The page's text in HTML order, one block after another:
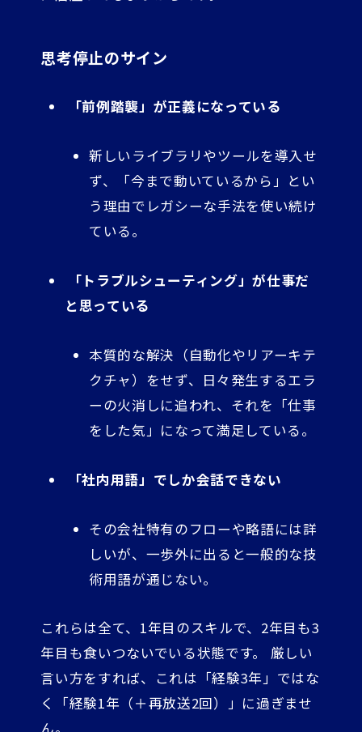
思考停止のサイン
「前例踏襲」が正義になっている
新しいライブラリやツールを導入せ
ず、「今まで動いているから」とい
う理由でレガシーな手法を使い続け
ている。
「トラブルシューティング」が仕事だ
と思っている
本質的な解決（自動化やリアーキテ
クチャ）をせず、日々発生するエラ
ーの火消しに追われ、それを「仕事
をした気」になって満足している。
「社内用語」でしか会話できない
その会社特有のフローや略語には詳
しいが、一歩外に出ると一般的な技
術用語が通じない。
これらは全て、1年目のスキルで、2年目も3
年目も食いつないでいる状態です。 厳しい
言い方をすれば、これは「経験3年」ではな
く「経験1年（＋再放送2回）」に過ぎませ